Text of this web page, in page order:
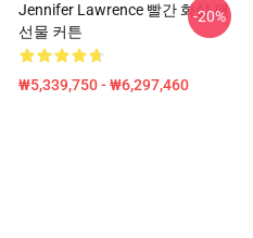
Jennifer Lawrence 빨간 화살 팬
선물 커튼
₩5,339,750 - ₩6,297,460
-20%